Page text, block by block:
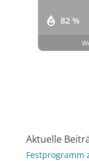
82 %
Aktuelle
Festprogramm